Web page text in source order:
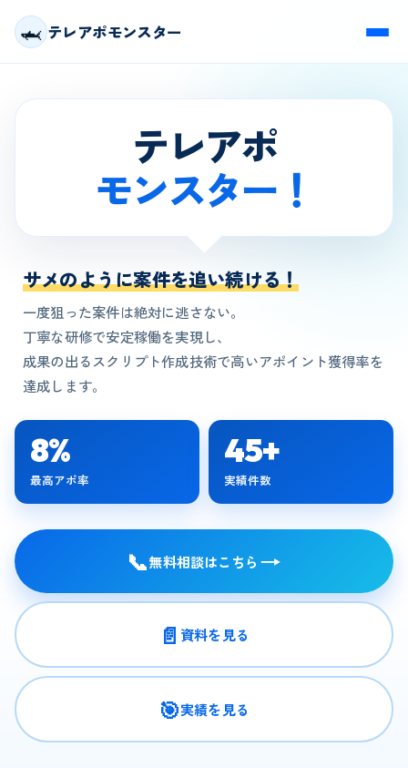
🦈 テレアポモンスター
テレアポ
モンスター！
サメのように案件を追い続ける！
一度狙った案件は絶対に逃さない。
丁寧な研修で安定稼働を実現し、
成果の出るスクリプト作成技術で高いアポイント獲得率を
達成します。
8%
最高アポ率
45+
実績件数
📞無料相談はこちら →
📄 資料を見る
🎯実績を見る